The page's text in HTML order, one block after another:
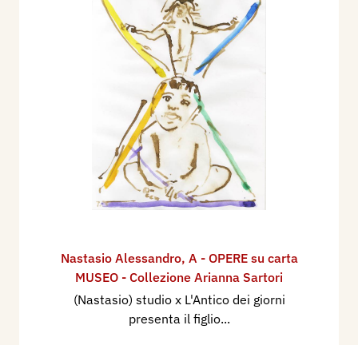
Nastasio Alessandro, A - OPERE su carta
MUSEO - Collezione Arianna Sartori
(Nastasio) studio x L'Antico dei giorni
presenta il figlio...